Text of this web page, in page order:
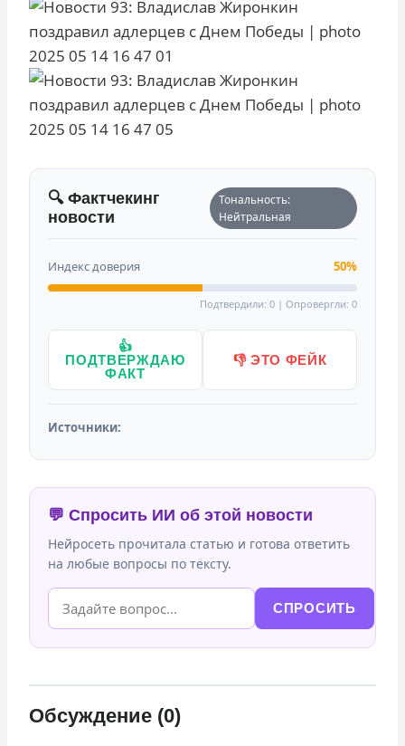
🔍 Фактчекинг
новости
Тональность:
Нейтральная
Индекс доверия 50%
Подтвердили: 0 | Опровергли: 0
👍
ПОДТВЕРЖДАЮ
ФАКТ
👎 ЭТО ФЕЙК
Источники:
💬 Спросить ИИ об этой новости
Нейросеть прочитала статью и готова ответить
на любые вопросы по тексту.
СПРОСИТЬ
Обсуждение (0)